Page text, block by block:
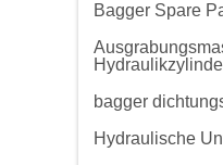
Bagger Spare
bagger
Hydraulische